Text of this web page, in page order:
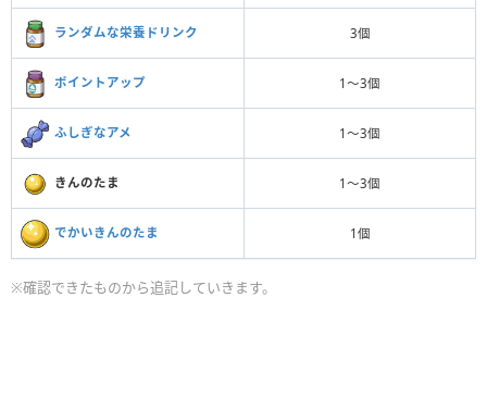
ランダムな栄養ドリンク 3個
ポイントアップ 1〜3個
ふしぎなアメ 1〜3個
きんのたま 1〜3個
でかいきんのたま 1個
※確認できたものから追記していきます。